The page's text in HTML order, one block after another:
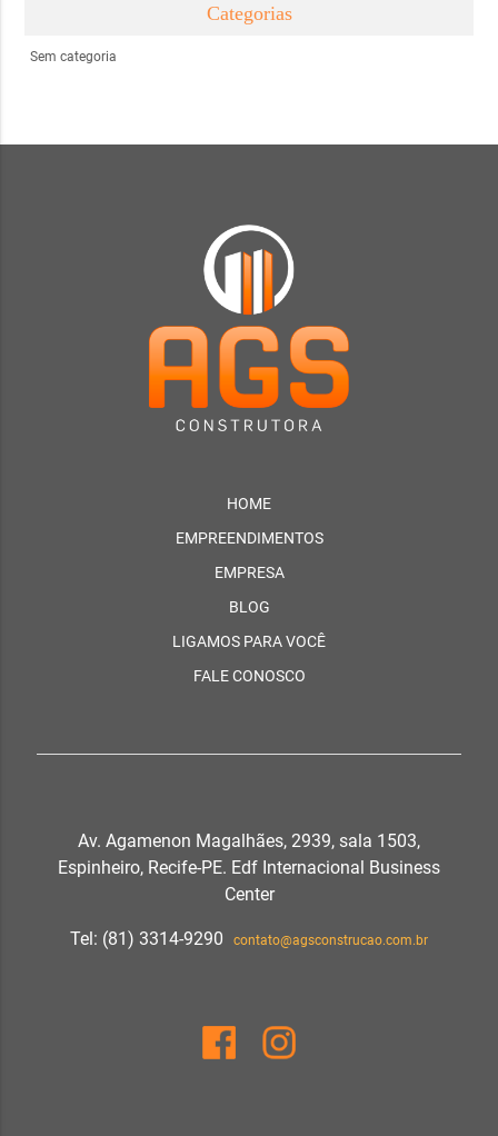
Categorias
Sem categoria
HOME
EMPREENDIMENTOS
EMPRESA
BLOG
LIGAMOS PARA VOCÊ
FALE CONOSCO
Av. Agamenon Magalhães, 2939, sala 1503,
Espinheiro, Recife-PE. Edf Internacional Business
Center
Tel: (81) 3314-9290 contato@agsconstrucao.com.br